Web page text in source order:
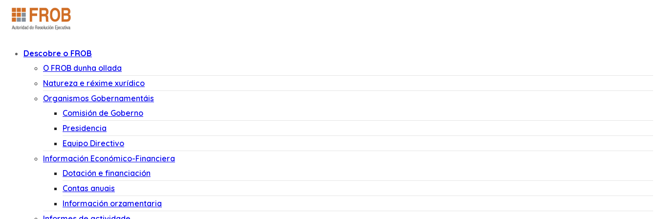
Descobre o FROB
O FROB dunha ollada
Natureza e réxime xurídico
Organismos Gobernamentáis
Comisión de Goberno
Presidencia
Equipo Directivo
Información Económico-Financiera
Dotación e financiación
Contas anuais
Información orzamentaria